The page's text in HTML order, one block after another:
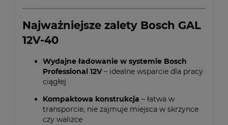
Najważniejsze zalety Bosch GAL
12V-40
Wydajne ładowanie w systemie Bosch
Professional 12V– idealne wsparcie dla pracy
ciągłej
Kompaktowa konstrukcja – łatwa w
transporcie, nie zajmuje miejsca w skrzynce
czy walizce